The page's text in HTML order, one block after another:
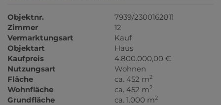
Objektnr.
7939/2300162811
Zimmer
12
Vermarktungsart
Kauf
Objektart
Haus
Kaufpreis
4.800.000,00 €
Nutzungsart
Wohnen
Fläche
ca. 452 m2
Wohnfläche ca. 452 m2
Grundfläche ca. 1.000 m2